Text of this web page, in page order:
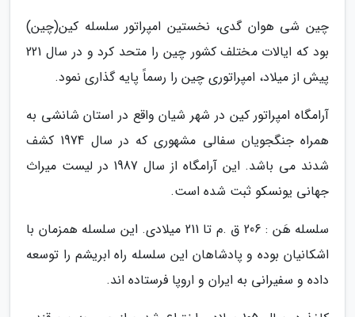
چین شی هوان گدی، نخستین امپراتور سلسله کین(چین)
بود که ایالات مختلف کشور چین را متحد کرد و در سال 221
پیش از میلاد، امپراتوری چین را رسماً پایه گذاری نمود.
آرامگاه امپراتور کین در شهر شیان واقع در استان شانشی به
همراه جنگجویان سفالی مشهوری که در سال 1974 کشف
شدند می باشد. این آرامگاه از سال 1987 در لیست میراث
جهانی یونسکو ثبت شده است.
سلسله هَن : 206 ق .م تا 211 میلادی. این سلسله همزمان با
اشکانیان بوده و پادشاهان این سلسله راه ابریشم را توسعه
داده و سفیرانی به ایران و اروپا فرستاده اند.